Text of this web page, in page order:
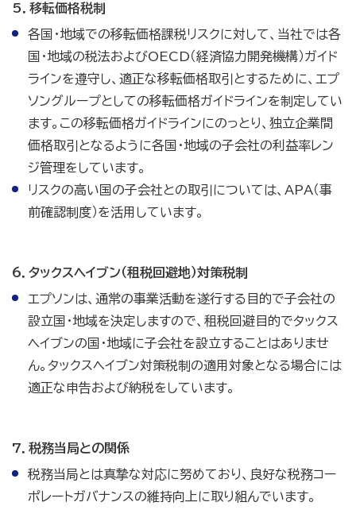
5．移転価格税制
各国・地域での移転価格課税リスクに対して、当社では各
国・地域の税法およびOECD（経済協力開発機構）ガイド
ラインを遵守し、適正な移転価格取引とするために、エプ
ソングループとしての移転価格ガイドラインを制定してい
ます。この移転価格ガイドラインにのっとり、独立企業間
価格取引となるように各国・地域の子会社の利益率レン
ジ管理をしています。
リスクの高い国の子会社との取引については、APA（事
前確認制度）を活用しています。
6．タックスヘイブン（租税回避地）対策税制
エプソンは、通常の事業活動を遂行する目的で子会社の
設立国・地域を決定しますので、租税回避目的でタックス
ヘイブンの国・地域に子会社を設立することはありませ
ん。タックスヘイブン対策税制の適用対象となる場合には
適正な申告および納税をしています。
7．税務当局との関係
税務当局とは真摯な対応に努めており、良好な税務コー
ポレートガバナンスの維持向上に取り組んでいます。